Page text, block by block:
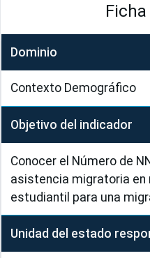
Dominio
Contexto Demográfico
Objetivo del indicador
Conocer el Número de
asistencia migratoria en
estudiantil para una
Unidad del estado